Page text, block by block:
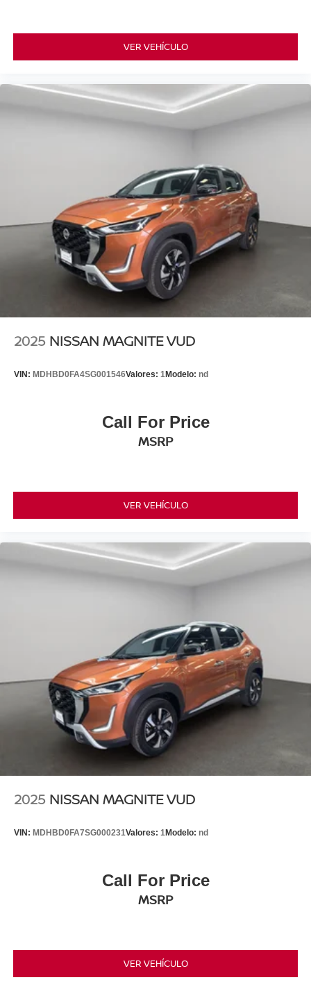
VER VEHÍCULO
2025 NISSAN MAGNITE VUD
VIN: MDHBD0FA4SG001546Valores: 1Modelo: nd
Call For Price
MSRP
VER VEHÍCULO
2025 NISSAN MAGNITE VUD
VIN: MDHBD0FA7SG000231Valores: 1Modelo: nd
Call For Price
MSRP
VER VEHÍCULO